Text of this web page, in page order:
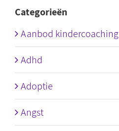
Categorieën
Aanbod kindercoaching
Adhd
Adoptie
Angst